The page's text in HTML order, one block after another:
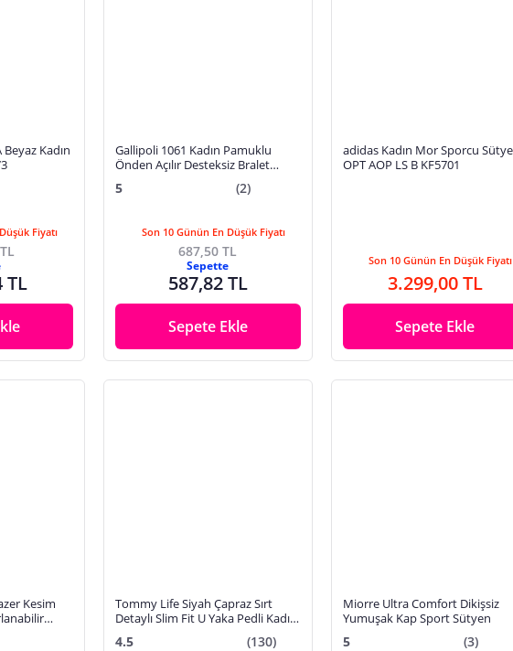
Beyaz Kadın
Fiyatı
TL
Gallipoli 1061 Kadın Pamuklu
Önden Açılır Desteksiz Bralet
5 (2)
Son 10 Günün En Düşük Fiyatı
687,50 TL
Sepette
587,82 TL
Sepete Ekle
adidas Kadın Mor Sporcu Sütyeni
OPT AOP LS B KF5701
Son 10 Günün En Düşük Fiyatı
3.299,00 TL
Sepete Ekle
Kesim
Tommy Life Siyah Çapraz Sırt
Detaylı Slim Fit U Yaka Pedli Kadın
4.5 (130)
Miorre Ultra Comfort Dikişsiz
Yumuşak Kap Sport Sütyen
5 (3)